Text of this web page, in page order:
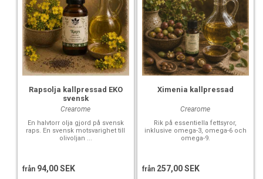
Rapsolja kallpressad EKO
svensk
Crearome
En halvtorr olja gjord på svensk
raps. En svensk motsvarighet till
olivoljan ...
från 94,00 SEK
Ximenia kallpressad
Crearome
Rik på essentiella fettsyror,
inklusive omega-3, omega-6 och
omega-9.
från 257,00 SEK